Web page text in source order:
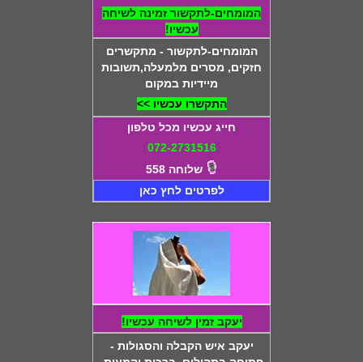
המומחים-לתקשור זמינה לשיחה
עכשיו!
המומחים-לתקשור - מתקשרים
חזקים, מסרים מלמעלה,תשובות
מיידיות במקום
התקשרו עכשיו >>
חייג עכשיו מכל טלפון
072-2731516
שלוחה 558
לפרטים לחץ כאן
יעקב זמין לשיחה עכשיו!
יעקב איש הקבלה והסגולות -